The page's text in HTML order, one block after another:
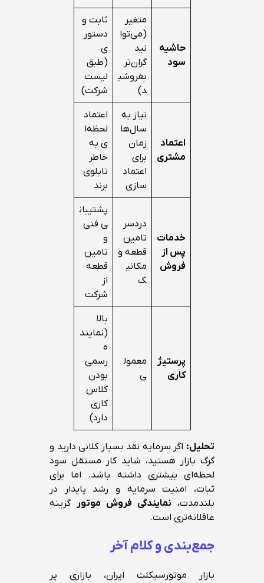
حاشیه
سود
متغیر
(می‌توا
نید
گران‌تر
بفروشی
د)
ثابت و
دستور
ی
(طبق
لیست
شرکت)
اعتماد
مشتری
نیاز به
سال‌ها
زمان
برای
اعتماد
سازی
اعتماد
لحظه‌ا
ی به
خاطر
تابلوی
برند
خدمات
پس از
فروش
دردسر
تامین
قطعه و
مکانی
ک
پشتیبان
ی فنی
و
تامین
قطعه
از
شرکت
پرستیژ
کاری
معمول
ی
بالا
(نمایند
ه
رسمی
بودن
کلاس
کاری
دارد)
تحلیل: اگر سرمایه نقد بسیار کلانی دارید و
گرگ بازار هستید، شاید کار مستقل سود
لحظه‌ای بیشتری داشته باشد. اما برای
ثبات، امنیت سرمایه و رشد پایدار در
بلندمدت، نمایندگی فروش موتورگزینه
عاقلانه‌تری است.
جمع‌بندی و کلام آخر
بازار موتورسیکلت ایران، بازاری پر